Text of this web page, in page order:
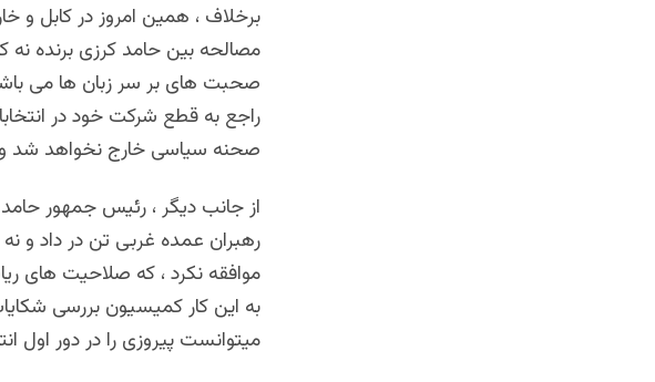
برخلاف ، همین امروز در کابل
مصالحه بین حامد کرزی برنده نه
صحبت های بر سر زبان ها می
راجع به قطع شرکت خود در
صحنه سیاسی خارج نخواهد شد و
از جانب دیگر ، رئیس جمهور
رهبران عمده غربی تن در داد و
موافقه نکرد ، که صلاحیت های
به این کار کمیسیون بررسی
میتوانست پیروزی را در دور اول